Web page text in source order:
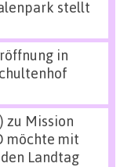
stellt
in
zu Mission
möchte mit
Landtag